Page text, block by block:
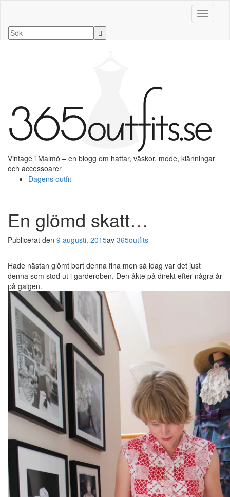
Slå på/
Vintage i Malmö – en blogg om hattar, väskor, mode, klänningar
och accessoarer
Dagens outfit
En glömd skatt…
Publicerat den 9 augusti, 2015av 365outfits
Hade nästan glömt bort denna fina men så idag var det just
denna som stod ut i garderoben. Den åkte på direkt efter några år
på galgen.